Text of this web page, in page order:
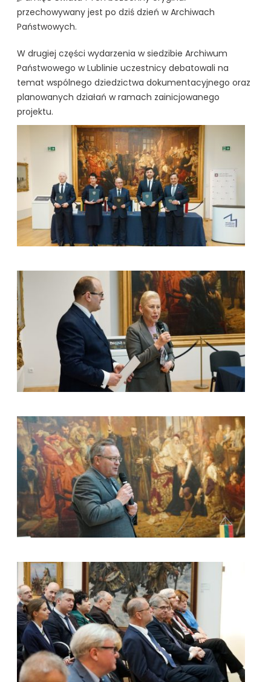
przechowywany jest po dziś dzień w Archiwach
Państwowych.
W drugiej części wydarzenia w siedzibie Archiwum
Państwowego w Lublinie uczestnicy debatowali na
temat wspólnego dziedzictwa dokumentacyjnego oraz
planowanych działań w ramach zainicjowanego
projektu.
kliknięcie spowoduje powiększenie zdjęcia w galerii
kliknięcie spowoduje powiększenie zdjęcia w galerii
kliknięcie spowoduje powiększenie zdjęcia w galerii
kliknięcie spowoduje powiększenie zdjęcia w galerii